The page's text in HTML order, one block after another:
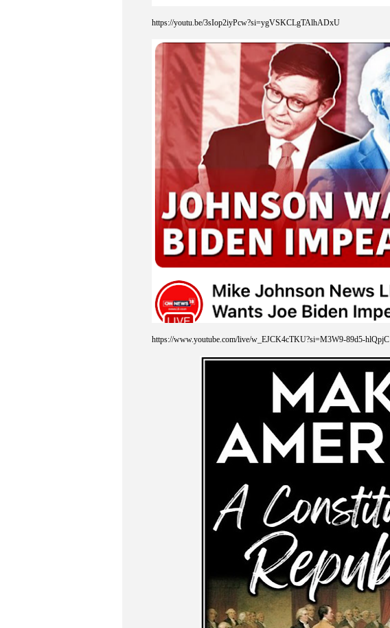
https://youtu.be/3sIop2iyPcw?si=ygVSKCLgTAlhADxU
https://www.youtube.com/live/w_EJCK4cTKU?si=M3W9-89d5-hlQpjC